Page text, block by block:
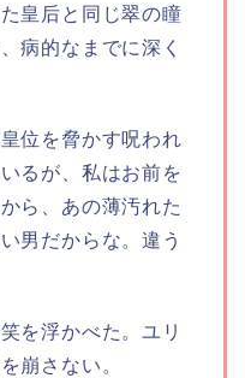
皇后と同じ翠の瞳
病的なまでに深く
位を脅かす呪われ
るが、私はお前を
ら、あの薄汚れた
男だからな。違う
を浮かべた。ユリ
崩さない。